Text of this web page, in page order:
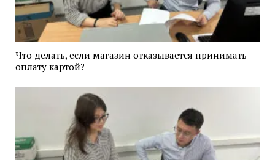
Что делать, если магазин отказывается принимать
оплату картой?